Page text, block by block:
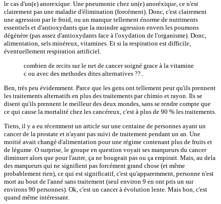
le cas d'un(e) anorexique. Une pneumonie chez un(e) anoréxique, ce n'est
clairement pas une maladie d'élimination (forcément). Donc, c'est clairement
une agression par le froid, ou un manque tellement énorme de nutriments
essentiels et d'antioxydants que la moindre agression envers les poumons
dégénère (pas assez d'antioxydants face à l'oxydation de l'organisme). Donc,
alimentation, sels minéreux, vitamines. Et si la respiration est difficile,
éventuellement respiration artificiel.
combien de recits sur le net de cancer soigné grace à la vitamine
c ou avec des methodes dites alternatives ??..
Ben, très peu évidemment. Parce que les gens ont tellement peur qu'ils prennent
les traitements alternatifs en plus des traitements par chimio et rayon. Ils se
disent qu'ils prennent le meilleur des deux mondes, sans se rendre compte que
ce qui cause la mortalité chez les cancéreux, c'est à plus de 90 % les traitements.
Tiens, il y a eu récemment un article sur une centaine de personnes ayant un
cancer de la prostate et n'ayant pas suivi de traitement pendant un an. Une
moitié avait changé d'alimentation pour une régime contenant plus de fruits et
de légume. O surprise, le groupe en question voyait ses marqueurs du cancer
diminuer alors que pour l'autre, ça ne bougeait pas ou ça empirait. Mais, au dela
des marqueurs qui ne signifient pas forcément grand chose (et même
probablement rien), ce qui est significatif, c'est qu'apparemment, personne n'est
mort au bout de l'anné sans traitement (seul environ 9 en ont pris un sur
environs 90 personnes). Ok, c'est un cancer à évolution lente. Mais bon, c'est
quand même intéressant.